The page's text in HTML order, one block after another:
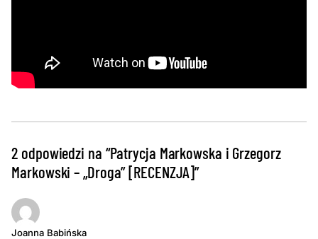
2 odpowiedzi na “Patrycja Markowska i Grzegorz
Markowski – „Droga” [RECENZJA]”
Joanna Babińska